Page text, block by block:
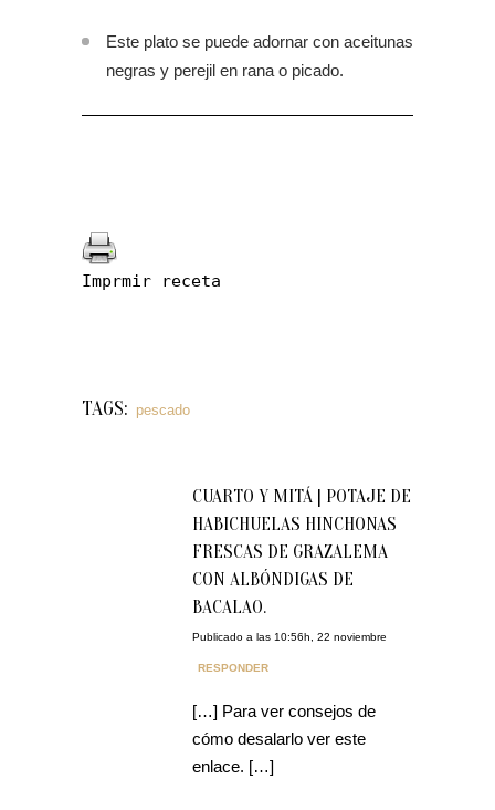
Este plato se puede adornar con aceitunas
negras y perejil en rana o picado.
Imprmir receta
TAGS: pescado
CUARTO Y MITÁ | POTAJE DE
HABICHUELAS HINCHONAS
FRESCAS DE GRAZALEMA
CON ALBÓNDIGAS DE
BACALAO.
Publicado a las 10:56h, 22 noviembre
RESPONDER
[…] Para ver consejos de
cómo desalarlo ver este
enlace. […]